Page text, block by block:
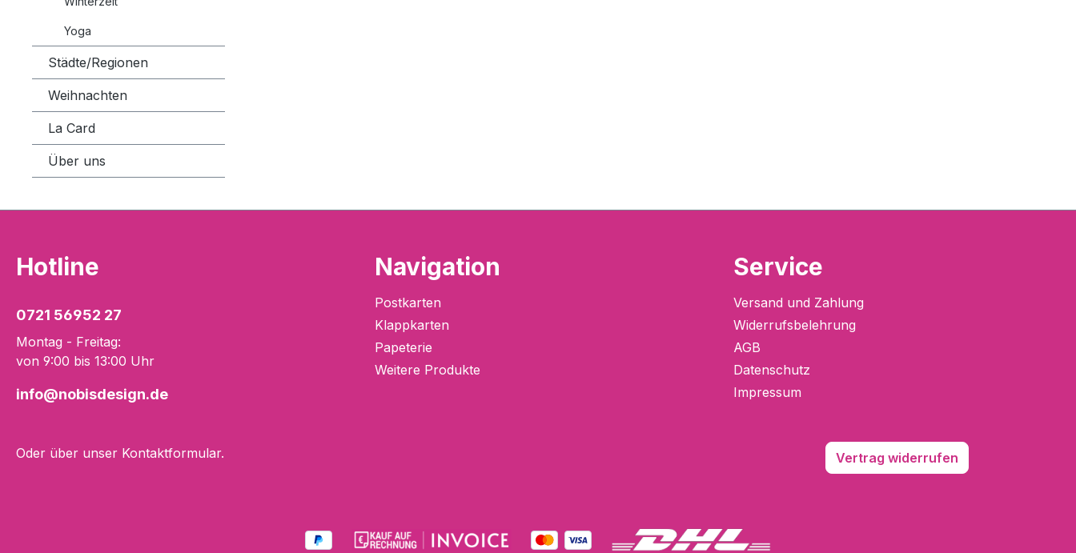
Yoga
Städte/Regionen
Weihnachten
La Card
Über uns
Hotline
0721 56952 27
Montag - Freitag:
von 9:00 bis 13:00 Uhr
info@nobisdesign.de
Oder über unser Kontaktformular.
Navigation
Postkarten
Klappkarten
Papeterie
Weitere Produkte
Service
Versand und Zahlung
Widerrufsbelehrung
AGB
Datenschutz
Impressum
Vertrag widerrufen